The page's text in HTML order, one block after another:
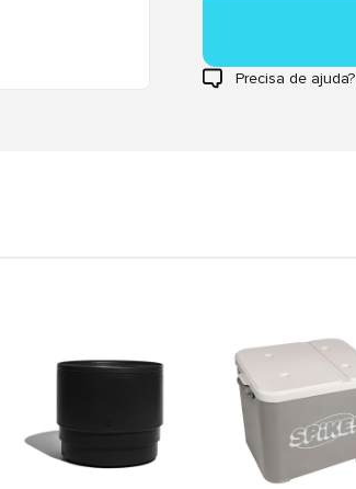
Precisa de ajuda?